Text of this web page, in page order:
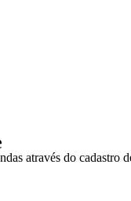
através do